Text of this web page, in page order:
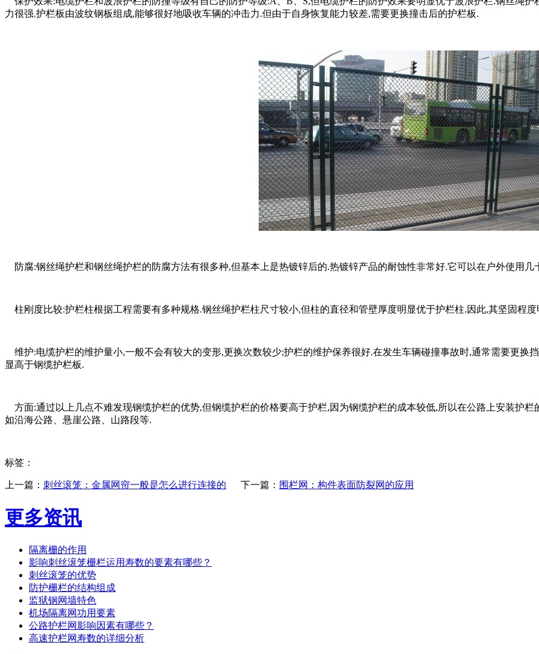
力很强.护栏板由波纹钢板组成,能够很好地吸收车辆的冲击力.但由于自身恢复能力较差,需要更换撞击后的护栏板.
防腐:钢丝绳护栏和钢丝绳护栏的防腐方法有很多种,但基本上是热镀锌后的.热镀锌产品的耐蚀性非常好.它可以在户外使用几
柱刚度比较:护栏柱根据工程需要有多种规格.钢丝绳护栏柱尺寸较小,但柱的直径和管壁厚度明显优于护栏柱.因此,其坚固程
维护:电缆护栏的维护量小,一般不会有较大的变形,更换次数较少;护栏的维护保养很好.在发生车辆碰撞事故时,通常需要更换
显高于钢缆护栏板.
方面:通过以上几点不难发现钢缆护栏的优势,但钢缆护栏的价格要高于护栏,因为钢缆护栏的成本较低,所以在公路上安装护
如沿海公路、悬崖公路、山路段等.
标签：
上一篇： 刺丝滚笼：金属网帘一般是怎么进行连接的 下一篇： 围栏网：构件表面防裂网的应用
更多资讯
隔离栅的作用
影响刺丝滚笼栅栏运用寿数的要素有哪些？
刺丝滚笼的优势
防护栅栏的结构组成
监狱钢网墙特色
机场隔离网功用要素
公路护栏网影响因素有哪些？
高速护栏网寿数的详细分析